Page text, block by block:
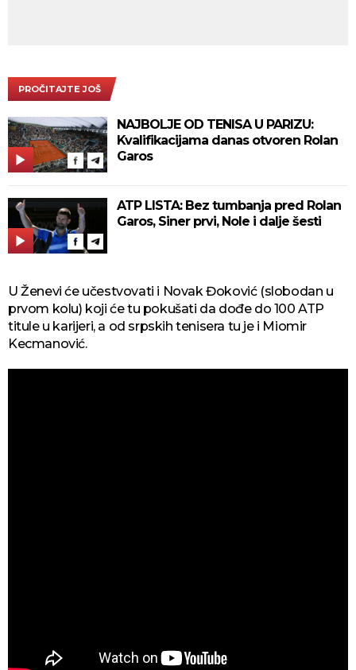
PROČITAJTE JOŠ
NAJBOLJE OD TENISA U PARIZU:
Kvalifikacijama danas otvoren Rolan
Garos
ATP LISTA: Bez tumbanja pred Rolan
Garos, Siner prvi, Nole i dalje šesti
U Ženevi će učestvovati i Novak Đoković (slobodan u
prvom kolu) koji će tu pokušati da dođe do 100 ATP
titule u karijeri, a od srpskih tenisera tu je i Miomir
Kecmanović.